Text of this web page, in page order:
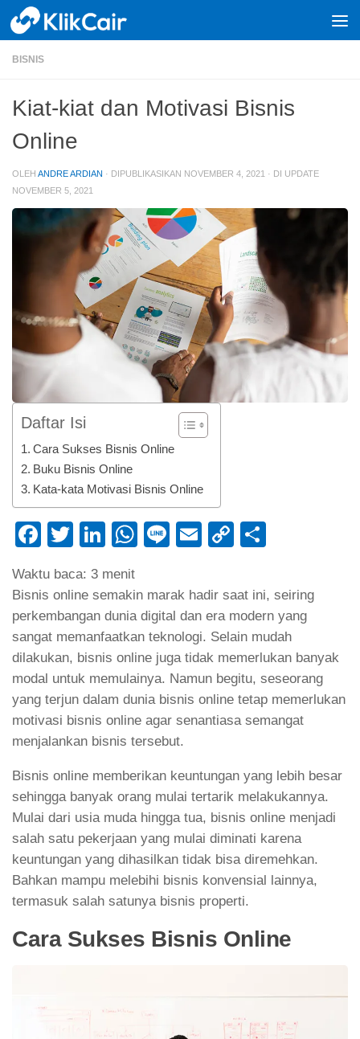
Skip to content
BISNIS
Kiat-kiat dan Motivasi Bisnis
Online
OLEH ANDRE ARDIAN · DIPUBLIKASIKAN NOVEMBER 4, 2021 · DI UPDATE
NOVEMBER 5, 2021
Daftar Isi
Cara Sukses Bisnis Online
Buku Bisnis Online
Kata-kata Motivasi Bisnis Online
Facebook
TwitterLinkedIn
WhatsApp
LineEmailCopy
Waktu baca: 3 menit
Bisnis online semakin marak hadir saat ini, seiring
perkembangan dunia digital dan era modern yang
sangat memanfaatkan teknologi. Selain mudah
dilakukan, bisnis online juga tidak memerlukan banyak
modal untuk memulainya. Namun begitu, seseorang
yang terjun dalam dunia bisnis online tetap memerlukan
motivasi bisnis online agar senantiasa semangat
menjalankan bisnis tersebut.
Bisnis online memberikan keuntungan yang lebih besar
sehingga banyak orang mulai tertarik melakukannya.
Mulai dari usia muda hingga tua, bisnis online menjadi
salah satu pekerjaan yang mulai diminati karena
keuntungan yang dihasilkan tidak bisa diremehkan.
Bahkan mampu melebihi bisnis konvensial lainnya,
termasuk salah satunya bisnis properti.
Cara Sukses Bisnis Online